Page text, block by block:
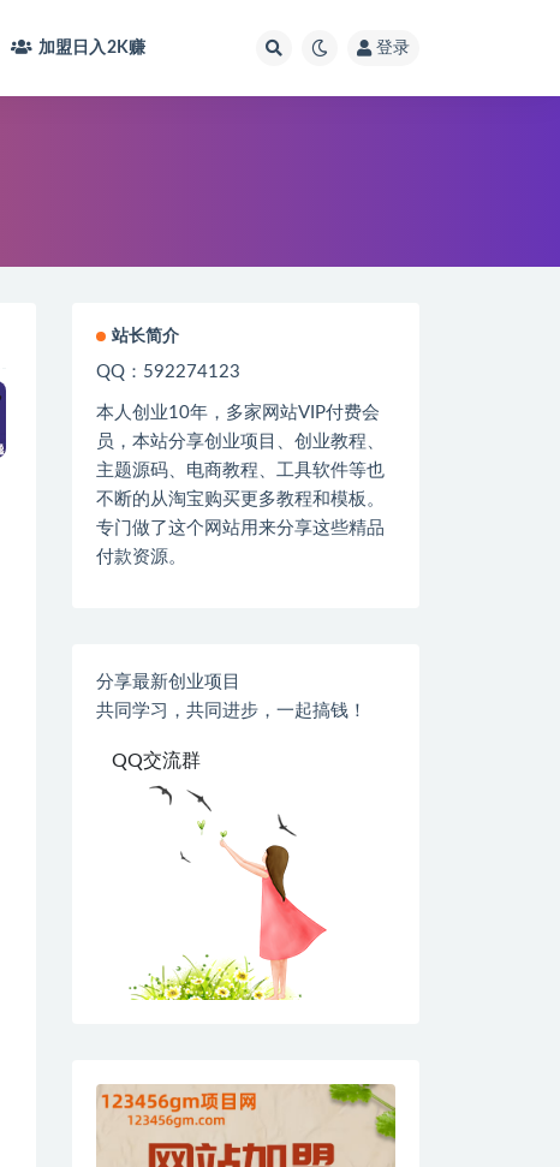
加盟日入2K赚 登录
站长简介
QQ：592274123
本人创业10年，多家网站VIP付费会
员，本站分享创业项目、创业教程、
主题源码、电商教程、工具软件等也
不断的从淘宝购买更多教程和模板。
专门做了这个网站用来分享这些精品
付款资源。
分享最新创业项目
共同学习，共同进步，一起搞钱！
QQ交流群